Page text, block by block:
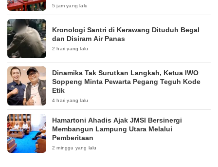
5 jam yang lalu
Kronologi Santri di Kerawang Dituduh Begal
dan Disiram Air Panas
2 hari yang lalu
Dinamika Tak Surutkan Langkah, Ketua IWO
Soppeng Minta Pewarta Pegang Teguh Kode
Etik
4 hari yang lalu
Hamartoni Ahadis Ajak JMSI Bersinergi
Membangun Lampung Utara Melalui
Pemberitaan
2 minggu yang lalu